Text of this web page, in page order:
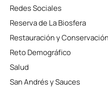
Redes Sociales
Reserva de La Biosfera
Restauración y Conservación
Reto Demográfico
Salud
San Andrés y Sauces